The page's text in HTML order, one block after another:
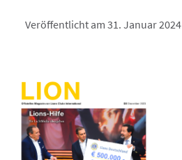
Veröffentlicht am 31. Januar 2024